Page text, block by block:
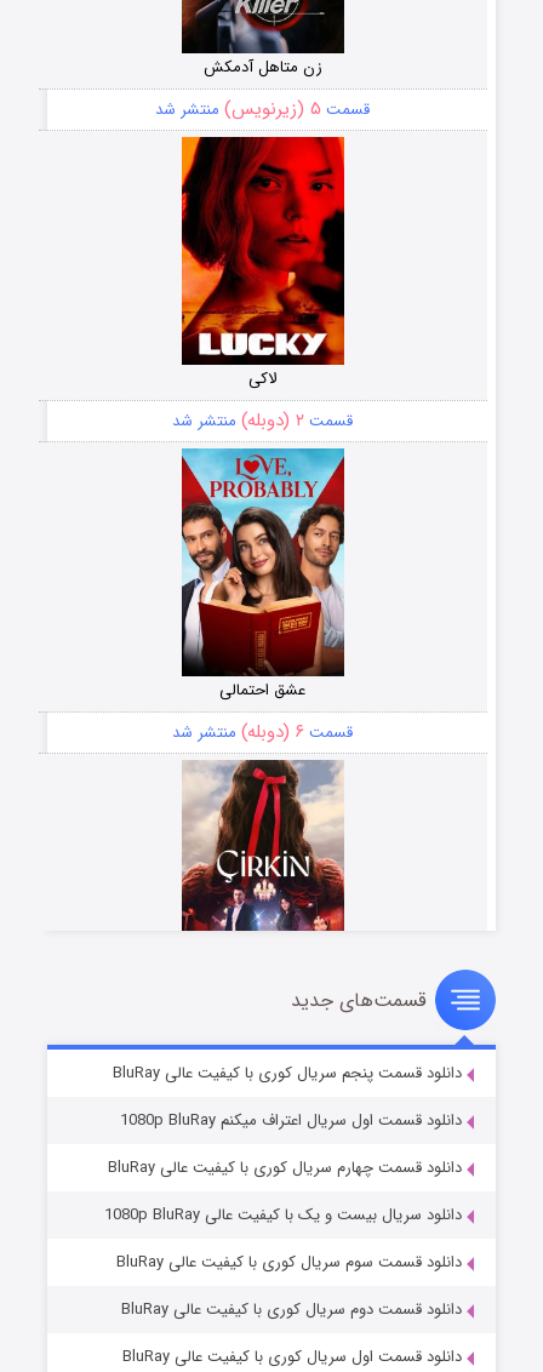
زن متاهل آدمکش
قسمت ۵ (زیرنویس) منتشر شد
لاکی
قسمت ۲ (دوبله) منتشر شد
عشق احتمالی
قسمت ۶ (دوبله) منتشر شد
سریال زشت
قسمت۵ (زیرنویس) منتشر شد
وستی ها
قسمت۱ (زیرنویس) منتشر شد
قسمت‌های جدید
دانلود قسمت پنجم سریال کوری با کیفیت عالی BluRay
دانلود قسمت اول سریال اعتراف میکنم 1080p BluRay
دانلود قسمت چهارم سریال کوری با کیفیت عالی BluRay
دانلود سریال بیست و یک با کیفیت عالی 1080p BluRay
دانلود قسمت سوم سریال کوری با کیفیت عالی BluRay
دانلود قسمت دوم سریال کوری با کیفیت عالی BluRay
دانلود قسمت اول سریال کوری با کیفیت عالی BluRay